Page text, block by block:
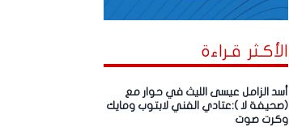
الأكـثر قـراءة
أسد الزامل عيسى الليث في حوار مع
(صحيفة لا ):عتادي الفني لابتوب ومايك
وكرت صوت